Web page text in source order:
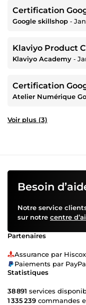
Certification
Google skillshop ‐
Klaviyo Product
Klaviyo Academy ‐
Certification
Atelier Numérique
Voir plus (3)
Besoin
Notre service
sur notre centre
Partenaires
Assurance par Hiscox
Paiements par
Statistiques
38 891 services
1 335 239 commandes